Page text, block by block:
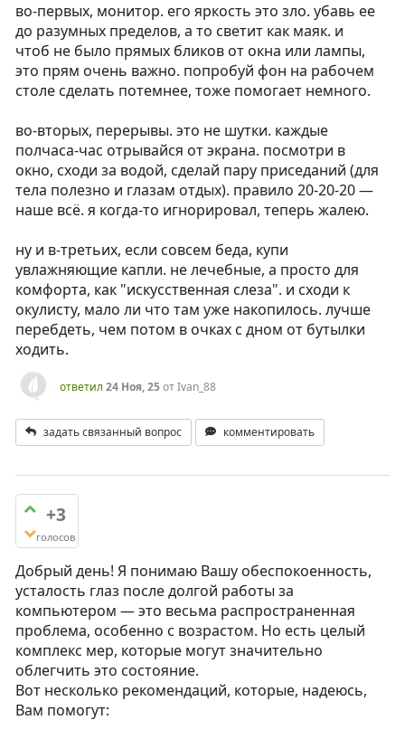
во-первых, монитор. его яркость это зло. убавь ее
до разумных пределов, а то светит как маяк. и
чтоб не было прямых бликов от окна или лампы,
это прям очень важно. попробуй фон на рабочем
столе сделать потемнее, тоже помогает немного.
во-вторых, перерывы. это не шутки. каждые
полчаса-час отрывайся от экрана. посмотри в
окно, сходи за водой, сделай пару приседаний (для
тела полезно и глазам отдых). правило 20-20-20 —
наше всё. я когда-то игнорировал, теперь жалею.
ну и в-третьих, если совсем беда, купи
увлажняющие капли. не лечебные, а просто для
комфорта, как "искусственная слеза". и сходи к
окулисту, мало ли что там уже накопилось. лучше
перебдеть, чем потом в очках с дном от бутылки
ходить.
ответил 24 Ноя, 25отIvan_88
задать связанный вопрос комментировать
+3
голосов
Добрый день! Я понимаю Вашу обеспокоенность,
усталость глаз после долгой работы за
компьютером — это весьма распространенная
проблема, особенно с возрастом. Но есть целый
комплекс мер, которые могут значительно
облегчить это состояние.
Вот несколько рекомендаций, которые, надеюсь,
Вам помогут: